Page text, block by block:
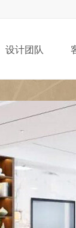
设计团队